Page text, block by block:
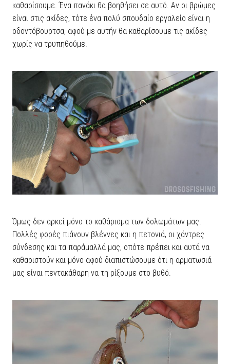
καθαρίσουμε. Ένα πανάκι θα βοηθήσει σε αυτό. Αν οι βρώμες
είναι στις ακίδες, τότε ένα πολύ σπουδαίο εργαλείο είναι η
οδοντόβουρτσα, αφού με αυτήν θα καθαρίσουμε τις ακίδες
χωρίς να τρυπηθούμε.
Όμως δεν αρκεί μόνο το καθάρισμα των δολωμάτων μας.
Πολλές φορές πιάνουν βλέννες και η πετονιά, οι χάντρες
σύνδεσης και τα παράμαλλά μας, οπότε πρέπει και αυτά να
καθαριστούν και μόνο αφού διαπιστώσουμε ότι η αρματωσιά
μας είναι πεντακάθαρη να τη ρίξουμε στο βυθό.